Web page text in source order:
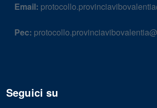
Email:
Pec:
Seguici su